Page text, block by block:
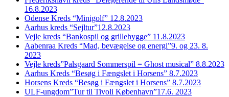
16.8.2023
Odense Kreds “Minigolf” 12.8.2023
Aarhus kreds “Sejltur”12.8.2023
Vejle kreds “Bankospil og grillehygge” 11.8.2023
Aabenraa Kreds “Mad, bevægelse og energi”9. og 23. 8.
2023
Vejle kreds”Palsgaard Sommerspil = Ghost musical” 8.8.2023
Aarhus Kreds “Besøg i Fængslet i Horsens” 8.7.2023
Horsens Kreds “Besøg i Fængslet i Horsens” 8.7.2023
ULF-ungdom”Tur til Tivoli København”17.6. 2023